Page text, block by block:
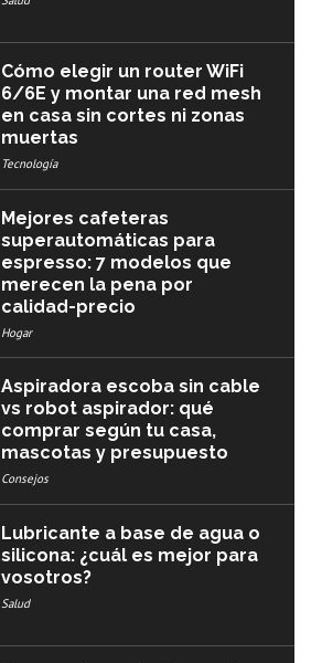
Cómo elegir un router WiFi
6/6E y montar una red mesh
en casa sin cortes ni zonas
muertas
Tecnología
Mejores cafeteras
superautomáticas para
espresso: 7 modelos que
merecen la pena por
calidad-precio
Hogar
Aspiradora escoba sin cable
vs robot aspirador: qué
comprar según tu casa,
mascotas y presupuesto
Consejos
Lubricante a base de agua o
silicona: ¿cuál es mejor para
vosotros?
Salud